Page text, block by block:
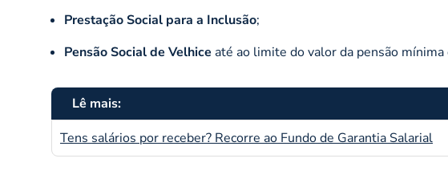
Prestação Social para a Inclusão;
Pensão Social de Velhice até ao limite do valor da pensão
Lê mais:
Tens salários por receber? Recorre ao Fundo de Garantia Salarial